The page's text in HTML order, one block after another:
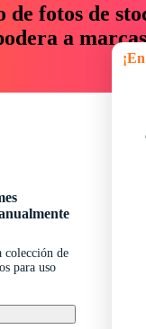
de fotos de
a
colección de
para uso
¡En